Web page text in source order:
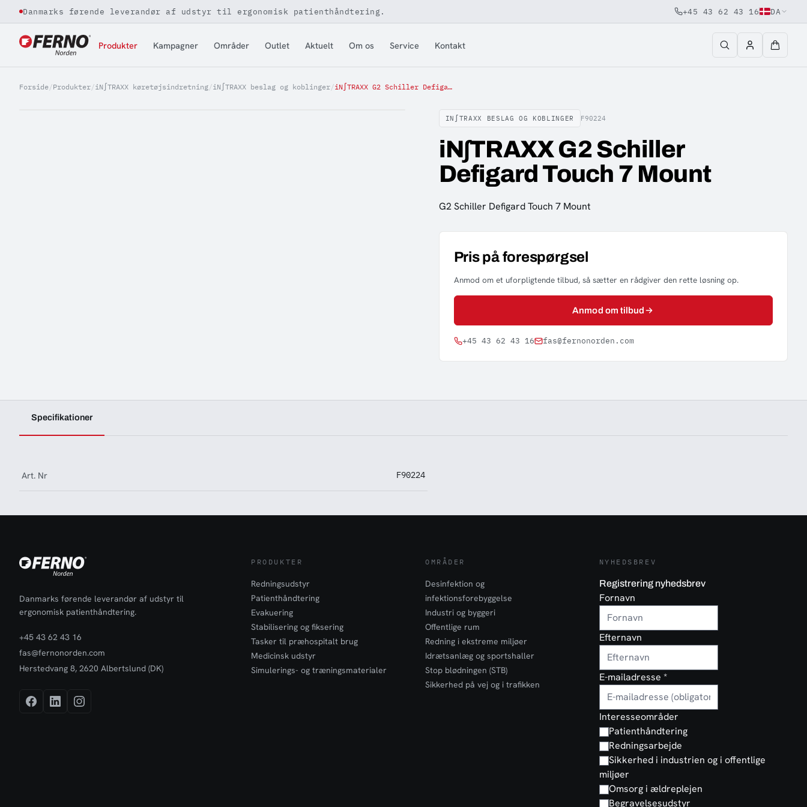
Jump to content
Danmarks førende leverandør af udstyr til ergonomisk patienthåndtering. +45 43 62 43 16 DA
Produkter Kampagner Områder Outlet Aktuelt Om os Service Kontakt
Forside/Produkter/iN∫TRAXX køretøjsindretning/iN∫TRAXX beslag og koblinger/ iN∫TRAXX G2 Schiller Defigard Touch 7 Mount
IN∫TRAXX BESLAG OG KOBLINGER F90224
iN∫TRAXX G2 Schiller
Defigard Touch 7 Mount
G2 Schiller Defigard Touch 7 Mount
Pris på forespørgsel
Anmod om et uforpligtende tilbud, så sætter en rådgiver den rette løsning op.
Anmod om tilbud
+45 43 62 43 16 fas@fernonorden.com
Specifikationer
Art. Nr F90224
Danmarks førende leverandør af udstyr til
ergonomisk patienthåndtering.
+45 43 62 43 16
fas@fernonorden.com
Herstedvang 8, 2620 Albertslund (DK)
PRODUKTER
Redningsudstyr
Patienthåndtering
Evakuering
Stabilisering og fiksering
Tasker til præhospitalt brug
Medicinsk udstyr
Simulerings- og træningsmaterialer
OMRÅDER
Desinfektion og
infektionsforebyggelse
Industri og byggeri
Offentlige rum
Redning i ekstreme miljøer
Idrætsanlæg og sportshaller
Stop blødningen (STB)
Sikkerhed på vej og i trafikken
NYHEDSBREV
Registrering nyhedsbrev
Fornavn
Efternavn
E-mailadresse *
Interesseområder
Patienthåndtering
Redningsarbejde
Sikkerhed i industrien og i offentlige
miljøer
Omsorg i ældreplejen
Begravelsesudstyr